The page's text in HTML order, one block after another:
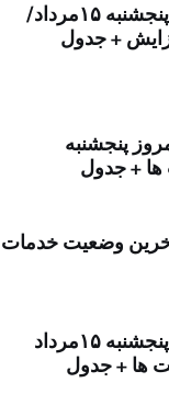
قیمت طلا و سکه امروز پنجشنبه ۱۵مرداد/
+ جدول
پنجشنبه
وضعیت خدمات
قیمت طلا و سکه امروز پنجشنبه ۱۵مرداد